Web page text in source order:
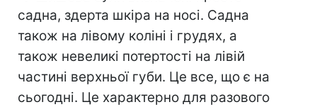
садна, здерта шкіра на носі. Садна
також на лівому коліні і грудях, а
також невеликі потертості на лівій
частині верхньої губи. Це все, що є на
сьогодні. Це характерно для разового